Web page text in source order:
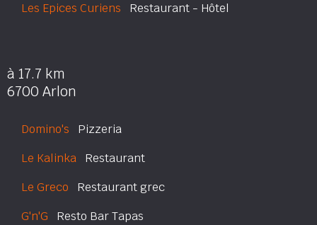
Les Epices Curiens Restaurant - Hôtel
à 17.7 km
6700 Arlon
Domino's Pizzeria
Le Kalinka Restaurant
Le Greco Restaurant grec
G'n'G Resto Bar Tapas